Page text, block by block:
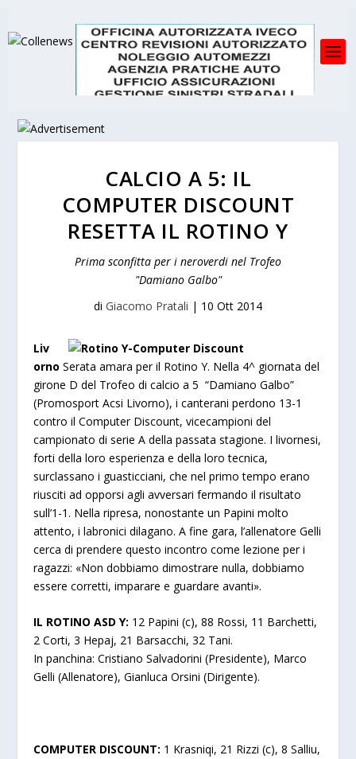
CALCIO A 5: IL
COMPUTER DISCOUNT
RESETTA IL ROTINO Y
Prima sconfitta per i neroverdi nel Trofeo
"Damiano Galbo"
di Giacomo Pratali | 10 Ott 2014
Liv
ornoSerata amara per il Rotino Y. Nella 4^ giornata del
girone D del Trofeo di calcio a 5 “Damiano Galbo”
(Promosport Acsi Livorno), i canterani perdono 13-1
contro il Computer Discount, vicecampioni del
campionato di serie A della passata stagione. I livornesi,
forti della loro esperienza e della loro tecnica,
surclassano i guasticciani, che nel primo tempo erano
riusciti ad opporsi agli avversari fermando il risultato
sull’1-1. Nella ripresa, nonostante un Papini molto
attento, i labronici dilagano. A fine gara, l’allenatore Gelli
cerca di prendere questo incontro come lezione per i
ragazzi: «Non dobbiamo dimostrare nulla, dobbiamo
essere corretti, imparare e guardare avanti».
IL ROTINO ASD Y: 12 Papini (c), 88 Rossi, 11 Barchetti,
2 Corti, 3 Hepaj, 21 Barsacchi, 32 Tani.
In panchina: Cristiano Salvadorini (Presidente), Marco
Gelli (Allenatore), Gianluca Orsini (Dirigente).
COMPUTER DISCOUNT: 1 Krasniqi, 21 Rizzi (c), 8 Salliu,